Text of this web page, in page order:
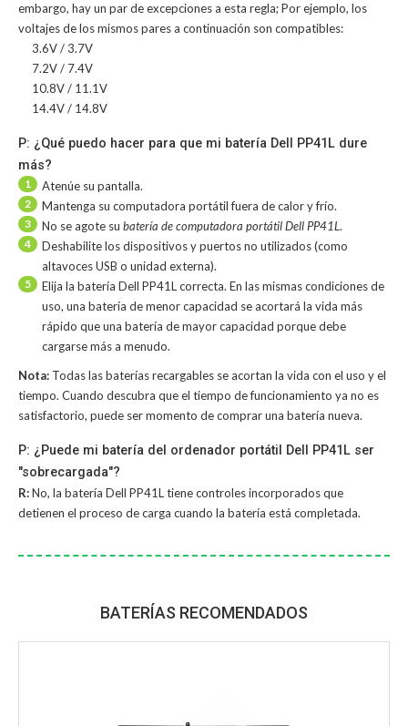
embargo, hay un par de excepciones a esta regla; Por ejemplo, los
voltajes de los mismos pares a continuación son compatibles:
3.6V / 3.7V
7.2V / 7.4V
10.8V / 11.1V
14.4V / 14.8V
P: ¿Qué puedo hacer para que mi batería Dell PP41L dure
más?
1 Atenúe su pantalla.
2 Mantenga su computadora portátil fuera de calor y frío.
3 No se agote su batería de computadora portátil Dell PP41L.
4
Deshabilite los dispositivos y puertos no utilizados (como
altavoces USB o unidad externa).
5
Elija la batería Dell PP41L correcta. En las mismas condiciones de
uso, una batería de menor capacidad se acortará la vida más
rápido que una batería de mayor capacidad porque debe
cargarse más a menudo.
Nota: Todas las baterías recargables se acortan la vida con el uso y el
tiempo. Cuando descubra que el tiempo de funcionamiento ya no es
satisfactorio, puede ser momento de comprar una batería nueva.
P: ¿Puede mi batería del ordenador portátil Dell PP41L ser
"sobrecargada"?
R:No, la batería Dell PP41L tiene controles incorporados que
detienen el proceso de carga cuando la batería está completada.
BATERÍAS RECOMENDADOS